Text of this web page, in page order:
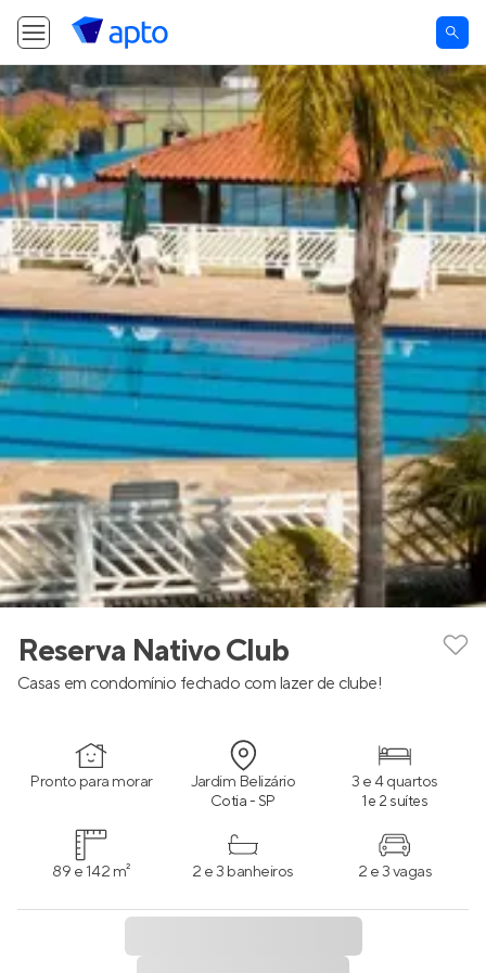
Reserva Nativo Club
Casas em condomínio fechado com lazer de clube!
Pronto para morar Jardim Belizário
Cotia - SP
3 e 4 quartos
1 e 2 suítes
89 e 142 m² 2 e 3 banheiros 2 e 3 vagas